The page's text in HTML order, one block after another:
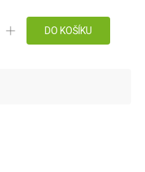
DO KOŠÍKU